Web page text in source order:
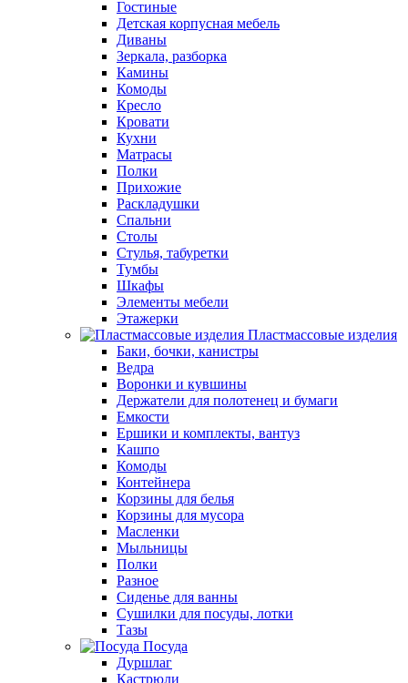
Гостиные
Детская корпусная мебель
Диваны
Зеркала, разборка
Камины
Комоды
Кресло
Кровати
Кухни
Матрасы
Полки
Прихожие
Раскладушки
Спальни
Столы
Стулья, табуретки
Тумбы
Шкафы
Элементы мебели
Этажерки
Пластмассовые изделия
Баки, бочки, канистры
Ведра
Воронки и кувшины
Держатели для полотенец и бумаги
Емкости
Ершики и комплекты, вантуз
Кашпо
Комоды
Контейнера
Корзины для белья
Корзины для мусора
Масленки
Мыльницы
Полки
Разное
Сиденье для ванны
Сушилки для посуды, лотки
Тазы
Посуда
Дуршлаг
Кастрюли